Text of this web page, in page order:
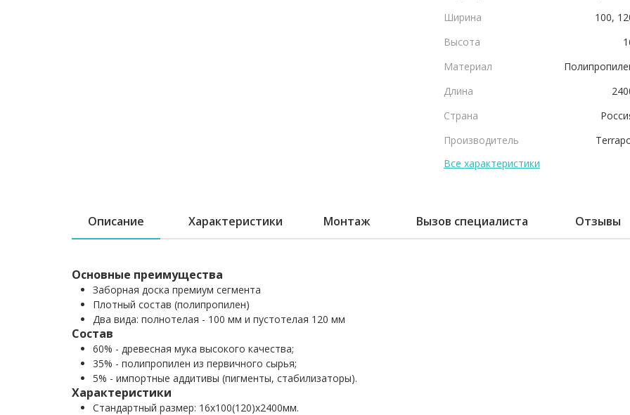
Ширина
100,
Высота
Материал
Длина
Страна
Производитель
Все характеристики
Описание Характеристики Монтаж Вызов специалиста Отзывы
Основные преимущества
Заборная доска премиум сегмента
Плотный состав (полипропилен)
Два вида: полнотелая - 100 мм и пустотелая 120 мм
Состав
60% - древесная мука высокого качества;
35% - полипропилен из первичного сырья;
5% - импортные аддитивы (пигменты, стабилизаторы).
Характеристики
Стандартный размер: 16х100(120)х2400мм.